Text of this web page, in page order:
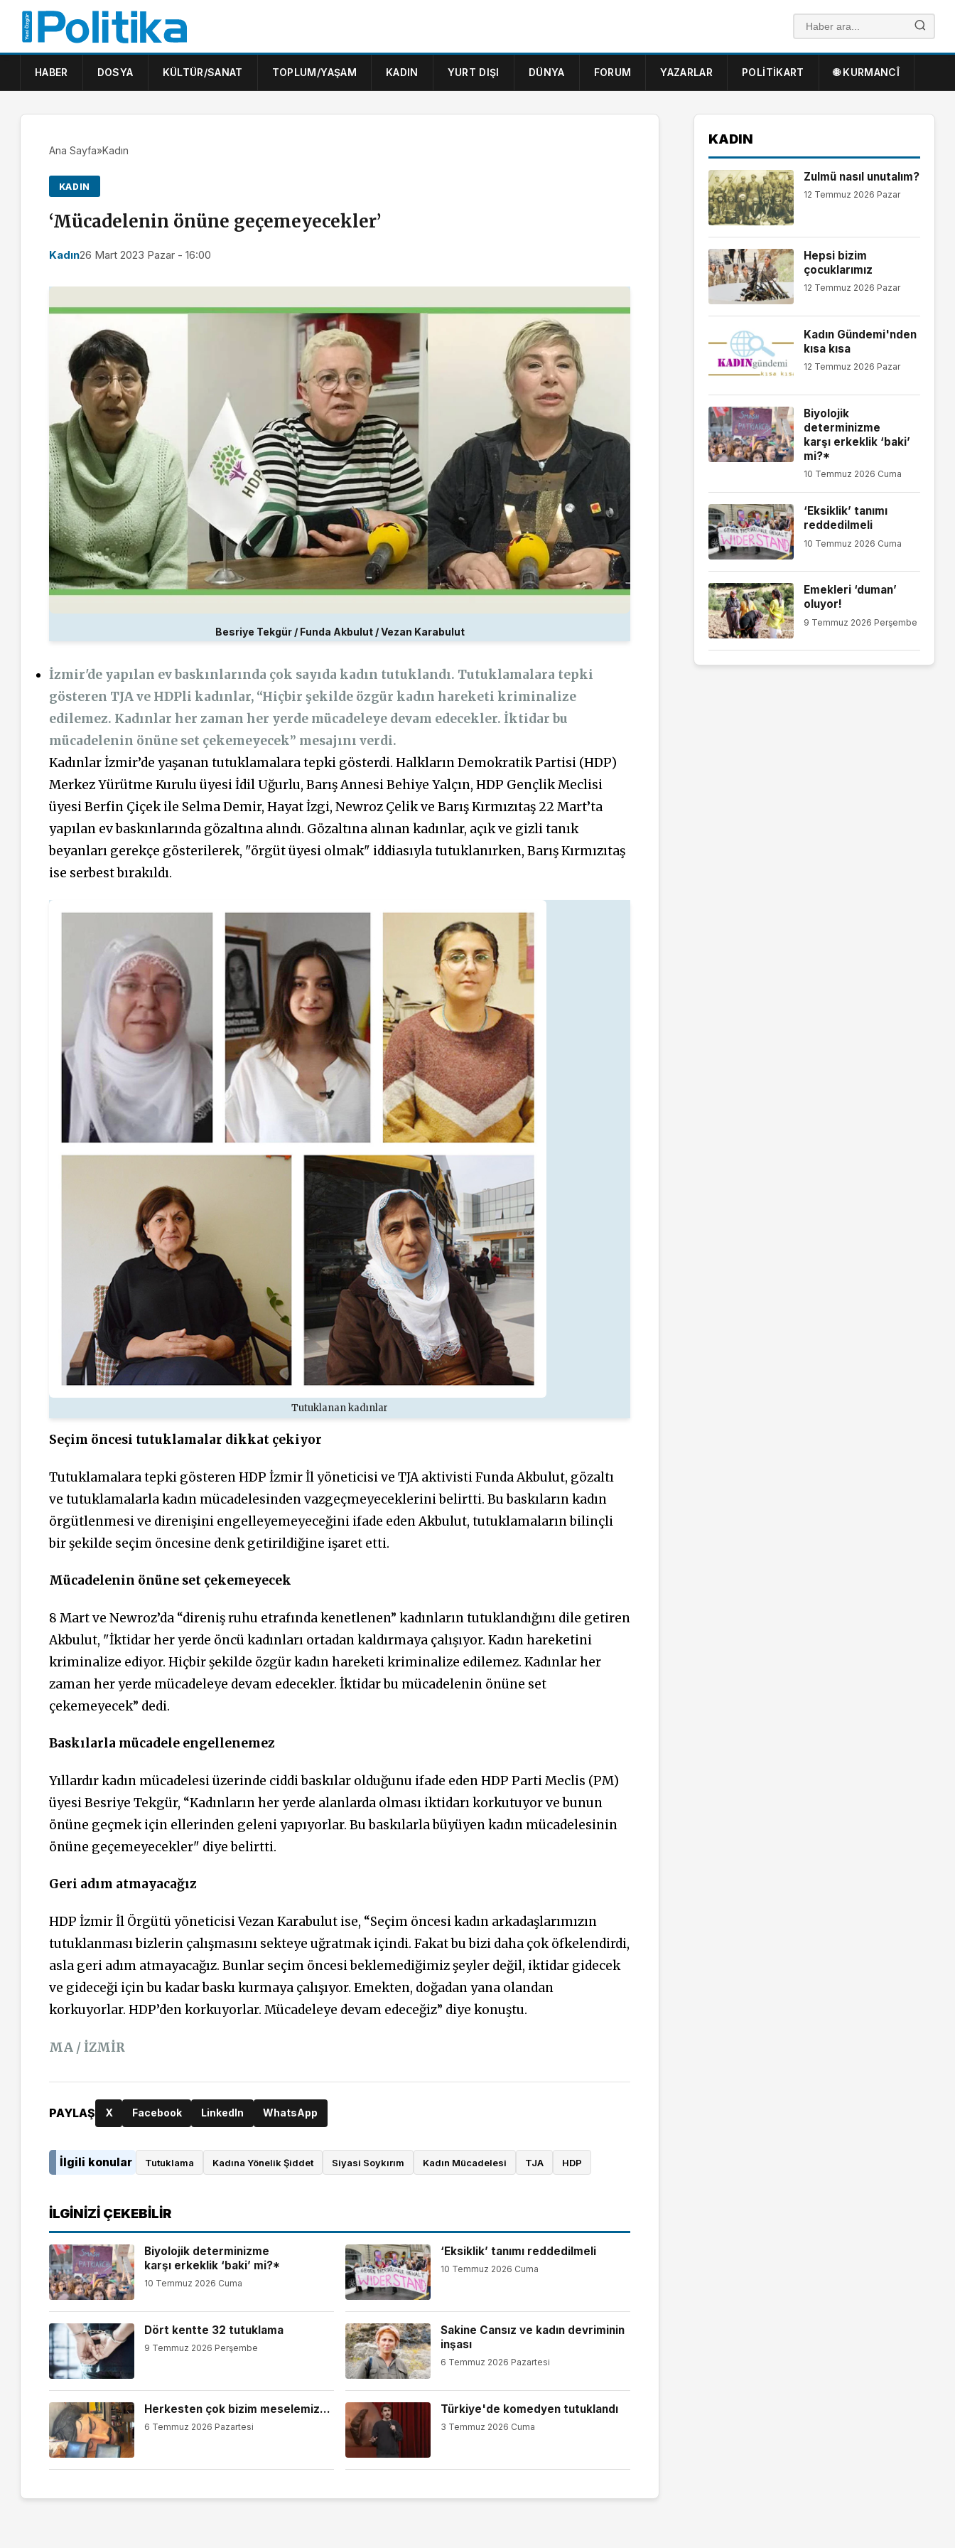
HABER DOSYA KÜLTÜR/SANAT TOPLUM/YAŞAM KADIN YURT DIŞI DÜNYA FORUM YAZARLAR POLITIKART 🌐 KURMANCÎ
Ana Sayfa»Kadın
KADIN
‘Mücadelenin önüne geçemeyecekler’
Kadın26 Mart 2023 Pazar - 16:00
Besriye Tekgür / Funda Akbulut / Vezan Karabulut
İzmir'de yapılan ev baskınlarında çok sayıda kadın tutuklandı. Tutuklamalara tepki
gösteren TJA ve HDPli kadınlar, “Hiçbir şekilde özgür kadın hareketi kriminalize
edilemez. Kadınlar her zaman her yerde mücadeleye devam edecekler. İktidar bu
mücadelenin önüne set çekemeyecek” mesajını verdi.
Kadınlar İzmir’de yaşanan tutuklamalara tepki gösterdi. Halkların Demokratik Partisi (HDP)
Merkez Yürütme Kurulu üyesi İdil Uğurlu, Barış Annesi Behiye Yalçın, HDP Gençlik Meclisi
üyesi Berfin Çiçek ile Selma Demir, Hayat İzgi, Newroz Çelik ve Barış Kırmızıtaş 22 Mart’ta
yapılan ev baskınlarında gözaltına alındı. Gözaltına alınan kadınlar, açık ve gizli tanık
beyanları gerekçe gösterilerek, "örgüt üyesi olmak" iddiasıyla tutuklanırken, Barış Kırmızıtaş
ise serbest bırakıldı.
Tutuklanan kadınlar
Seçim öncesi tutuklamalar dikkat çekiyor
Tutuklamalara tepki gösteren HDP İzmir İl yöneticisi ve TJA aktivisti Funda Akbulut, gözaltı
ve tutuklamalarla kadın mücadelesinden vazgeçmeyeceklerini belirtti. Bu baskıların kadın
örgütlenmesi ve direnişini engelleyemeyeceğini ifade eden Akbulut, tutuklamaların bilinçli
bir şekilde seçim öncesine denk getirildiğine işaret etti.
Mücadelenin önüne set çekemeyecek
8 Mart ve Newroz’da “direniş ruhu etrafında kenetlenen” kadınların tutuklandığını dile getiren
Akbulut, "İktidar her yerde öncü kadınları ortadan kaldırmaya çalışıyor. Kadın hareketini
kriminalize ediyor. Hiçbir şekilde özgür kadın hareketi kriminalize edilemez. Kadınlar her
zaman her yerde mücadeleye devam edecekler. İktidar bu mücadelenin önüne set
çekemeyecek” dedi.
Baskılarla mücadele engellenemez
Yıllardır kadın mücadelesi üzerinde ciddi baskılar olduğunu ifade eden HDP Parti Meclis (PM)
üyesi Besriye Tekgür, “Kadınların her yerde alanlarda olması iktidarı korkutuyor ve bunun
önüne geçmek için ellerinden geleni yapıyorlar. Bu baskılarla büyüyen kadın mücadelesinin
önüne geçemeyecekler" diye belirtti.
Geri adım atmayacağız
HDP İzmir İl Örgütü yöneticisi Vezan Karabulut ise, “Seçim öncesi kadın arkadaşlarımızın
tutuklanması bizlerin çalışmasını sekteye uğratmak içindi. Fakat bu bizi daha çok öfkelendirdi,
asla geri adım atmayacağız. Bunlar seçim öncesi beklemediğimiz şeyler değil, iktidar gidecek
ve gideceği için bu kadar baskı kurmaya çalışıyor. Emekten, doğadan yana olandan
korkuyorlar. HDP’den korkuyorlar. Mücadeleye devam edeceğiz” diye konuştu.
MA / İZMİR
PAYLAŞ X Facebook LinkedIn WhatsApp
İlgili konular Tutuklama Kadına Yönelik Şiddet Siyasi Soykırım Kadın Mücadelesi TJA HDP
İLGINIZI ÇEKEBILIR
Biyolojik determinizme
karşı erkeklik ‘baki’ mi?*
10 Temmuz 2026 Cuma
‘Eksiklik’ tanımı reddedilmeli
10 Temmuz 2026 Cuma
Dört kentte 32 tutuklama
9 Temmuz 2026 Perşembe
Sakine Cansız ve kadın devriminin
inşası
6 Temmuz 2026 Pazartesi
Herkesten çok bizim meselemiz…
6 Temmuz 2026 Pazartesi
Türkiye'de komedyen tutuklandı
3 Temmuz 2026 Cuma
KADIN
Zulmü nasıl unutalım?
12 Temmuz 2026 Pazar
Hepsi bizim
çocuklarımız
12 Temmuz 2026 Pazar
Kadın Gündemi'nden
kısa kısa
12 Temmuz 2026 Pazar
Biyolojik
determinizme
karşı erkeklik ‘baki’
mi?*
10 Temmuz 2026 Cuma
‘Eksiklik’ tanımı
reddedilmeli
10 Temmuz 2026 Cuma
Emekleri ‘duman’
oluyor!
9 Temmuz 2026 Perşembe